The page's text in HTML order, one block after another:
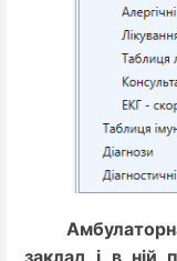
заклад і в ній